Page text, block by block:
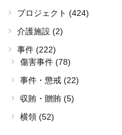
プロジェクト (424)
介護施設 (2)
事件 (222)
傷害事件 (78)
事件・懲戒 (22)
収賄・贈賄 (5)
横領 (52)